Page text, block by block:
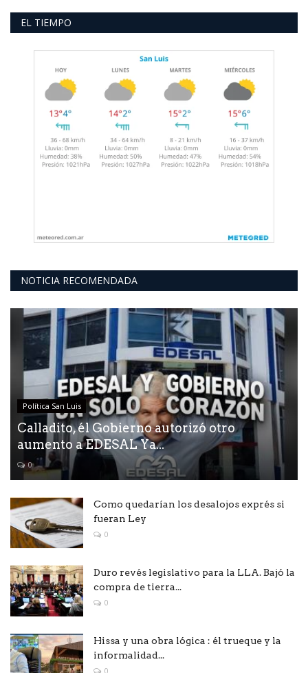
EL TIEMPO
NOTICIA RECOMENDADA
Política San Luis
Calladito, él Gobierno autorizó otro
aumento a EDESAL Ya...
0
Como quedarían los desalojos exprés si
fueran Ley
0
Duro revés legislativo para la LLA. Bajó la
compra de tierra...
0
Hissa y una obra lógica : él trueque y la
informalidad...
0